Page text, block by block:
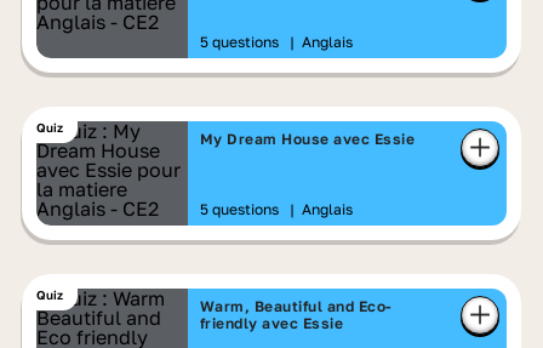
5 questions | Anglais
Quiz
My Dream House avec Essie
5 questions | Anglais
Quiz
Warm, Beautiful and Eco-
friendly avec Essie